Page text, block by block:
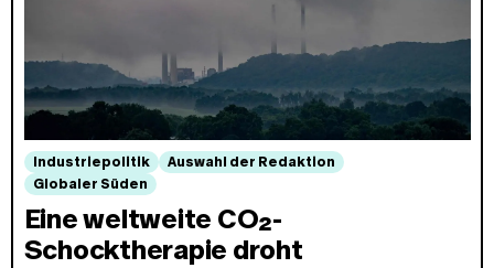
Industriepolitik
Auswahl der Redaktion
Globaler Süden
Eine weltweite CO₂-
Schocktherapie droht